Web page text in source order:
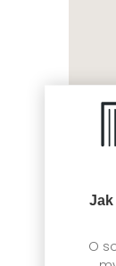
Jak
O